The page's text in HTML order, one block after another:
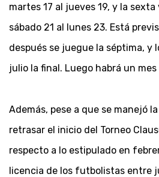
martes 17 al jueves 19, y la
sábado 21 al lunes 23. Está
después se juegue la séptima, y
julio la final. Luego habrá un mes
Además, pese a que se manejó
retrasar el inicio del Torneo
respecto a lo estipulado en
licencia de los futbolistas entre